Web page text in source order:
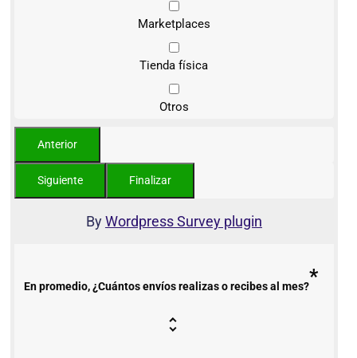
Marketplaces
Tienda física
Otros
ByWordpress Survey plugin
En promedio, ¿Cuántos envíos realizas o recibes al mes?*